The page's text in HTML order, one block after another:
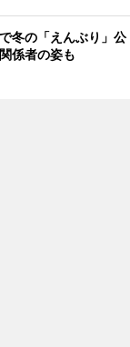
冬の「えんぶり」公
係者の姿も